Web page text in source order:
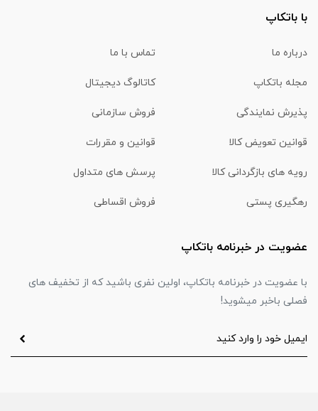
با باتکاپ
درباره ما تماس با ما
مجله باتکاپ کاتالوگ دیجیتال
پذیرش نمایندگی فروش سازمانی
قوانین تعویض کالا قوانین و مقررات
رویه های بازگردانی کالا پرسش های متداول
رهگیری پستی فروش اقساطی
عضویت در خبرنامه باتکاپ
با عضویت در خبرنامه باتکاپ، اولین نفری باشید که از تخفیف های
فصلی باخبر میشوید!